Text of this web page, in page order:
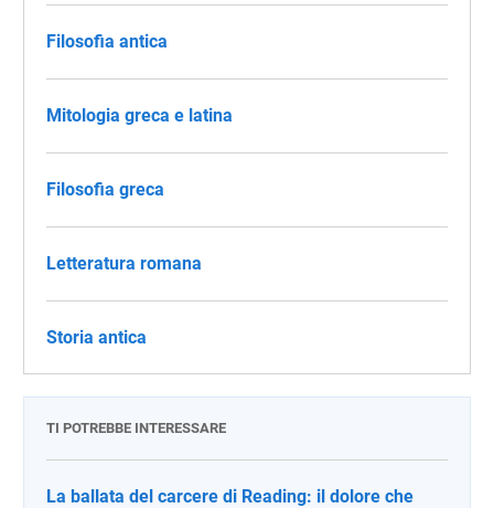
Filosofia antica
Mitologia greca e latina
Filosofia greca
Letteratura romana
Storia antica
TI POTREBBE INTERESSARE
La ballata del carcere di Reading: il dolore che